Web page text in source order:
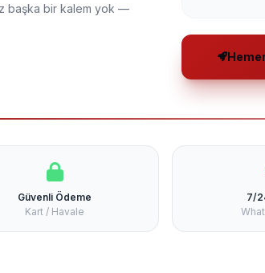
başka bir kalem yok —
Güvenli Ödeme
Kart / Havale
7/